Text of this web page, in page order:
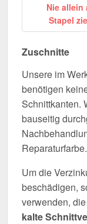
Nie allein
Stapel
Zuschnitte
Unsere im
benötigen
Schnittkanten.
bauseitig
Reparaturfarbe.
Um die
beschädigen,
verwenden, die
kalte